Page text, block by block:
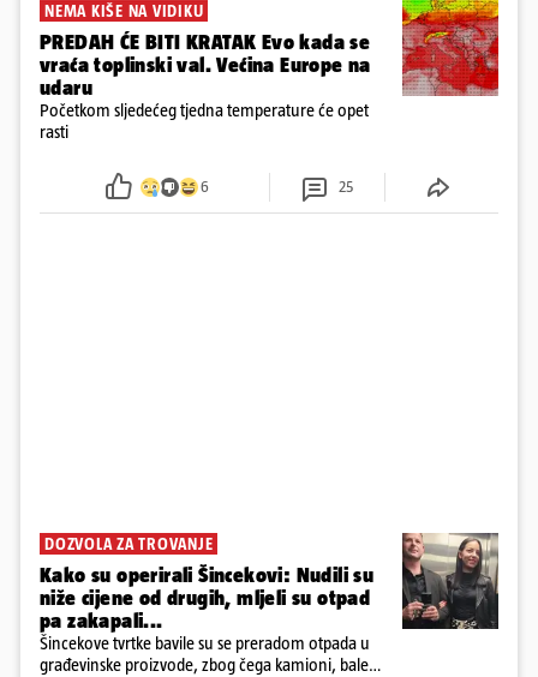
NEMA KIŠE NA VIDIKU
PREDAH ĆE BITI KRATAK Evo kada se
vraća toplinski val. Većina Europe na
udaru
Početkom sljedećeg tjedna temperature će opet
rasti
6 25
DOZVOLA ZA TROVANJE
Kako su operirali Šincekovi: Nudili su
niže cijene od drugih, mljeli su otpad
pa zakapali...
Šincekove tvrtke bavile su se preradom otpada u
građevinske proizvode, zbog čega kamioni, bale